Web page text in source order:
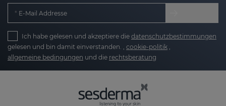
Hyaluronsäure
beiträgt.
Antioxidativen Vitaminen (C, E und B3)
maßgeblich zur Förderung von Ausstrahlung
Edelweißblüte, einem Anti-Aging-Wirkstoff
E-Mail Addresse
Ich habe gelesen und akzeptiere die datenschutzbestimmungen
gelesen und bin damit einverstanden. , cookie-politik
allgemeine bedingungen und die rechtsberatung